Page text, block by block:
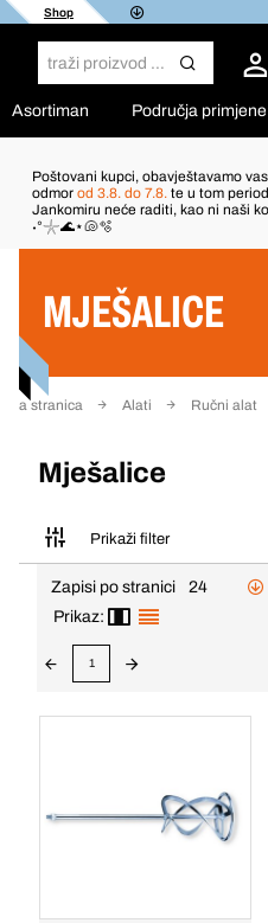
Shop
Asortiman Područja primjene
Poštovani kupci, obavještavamo
odmor od 3.8. do 7.8. te u tom
Jankomiru neće raditi, kao ni naši
˖°𓇼🌊⋆🐚🫧
MJEŠALICE
stranica Alati Ručni alat
Mješalice
Prikaži filter
Filter
Zapisi po stranici
24
Prikaz:
1